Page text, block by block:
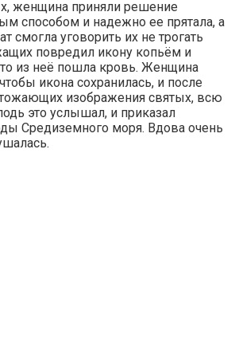
женщина приняли решение
способом и надежно ее прятала, а
смогла уговорить их не трогать
повредил икону копьём и
из неё пошла кровь. Женщина
икона сохранилась, и после
изображения святых, всю
это услышал, и приказал
Средиземного моря. Вдова очень